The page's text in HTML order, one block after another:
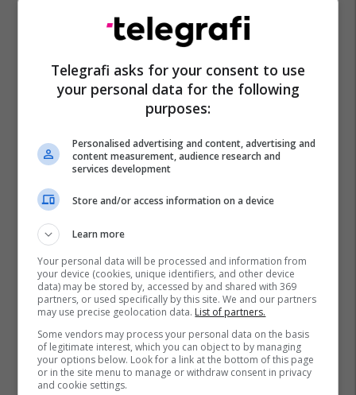
Junik Aak Agron Kuçi
Telegrafi asks for your consent to use
your personal data for the following
purposes:
Personalised advertising and content, advertising and
content measurement, audience research and
services development
Store and/or access information on a device
Learn more
Your personal data will be processed and information from
your device (cookies, unique identifiers, and other device
data) may be stored by, accessed by and shared with 369
partners, or used specifically by this site. We and our partners
may use precise geolocation data. List of partners.
Some vendors may process your personal data on the basis
of legitimate interest, which you can object to by managing
your options below. Look for a link at the bottom of this page
or in the site menu to manage or withdraw consent in privacy
and cookie settings.